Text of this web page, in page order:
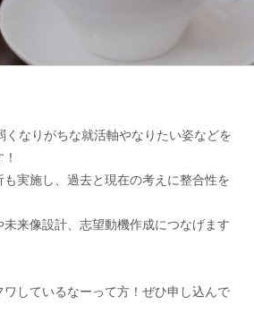
くなりがちな就活軸やなりたい姿などを
実施し、過去と現在の考えに整合性を
来像設計、志望動機作成につなげます
しているなーって方！ぜひ申し込んで